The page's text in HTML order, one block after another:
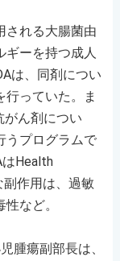
される大腸菌由
ーを持つ成人
は、同剤につい
っていた。ま
がん剤につい
うプログラムで
Health
副作用は、過敏
など。
腫瘍副部長は、